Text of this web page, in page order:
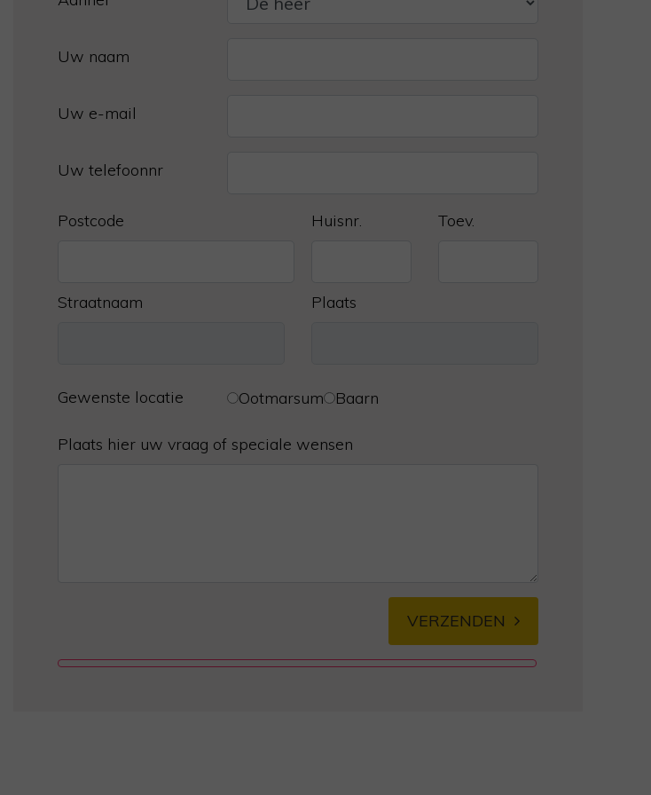
Uw naam
Uw e-mail
Uw telefoonnr
Postcode Huisnr. Toev.
Straatnaam Plaats
Gewenste locatie Ootmarsum Baarn
Plaats hier uw vraag of speciale wensen
VERZENDEN